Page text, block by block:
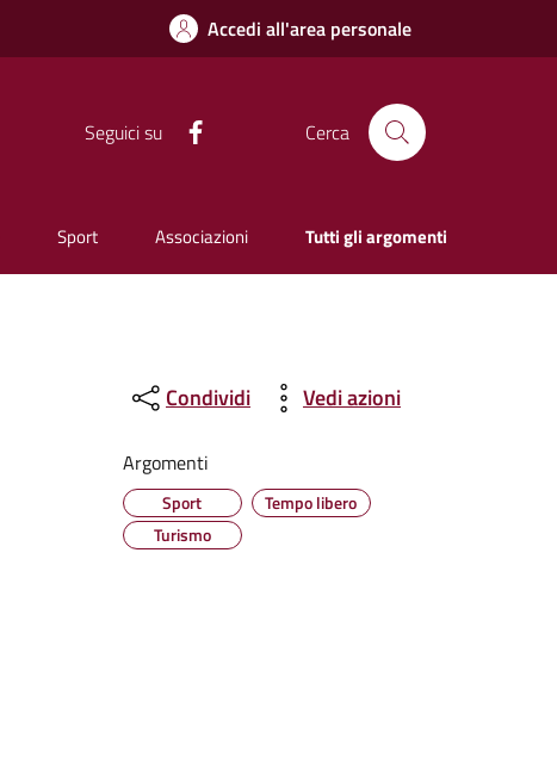
Accedi all'area personale
Seguici su Cerca
Sport Associazioni Tutti gli argomenti
Condividi Vedi azioni
Argomenti
Sport
Tempo libero
Turismo